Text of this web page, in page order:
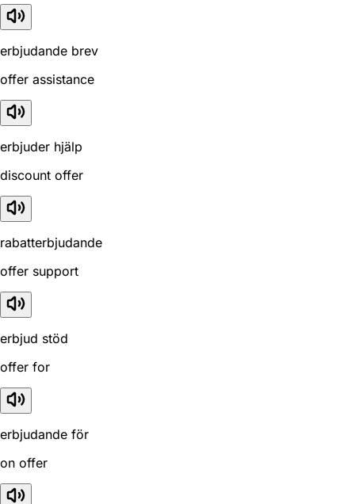
erbjudande brev
offer assistance
erbjuder hjälp
discount offer
rabatterbjudande
offer support
erbjud stöd
offer for
erbjudande för
on offer